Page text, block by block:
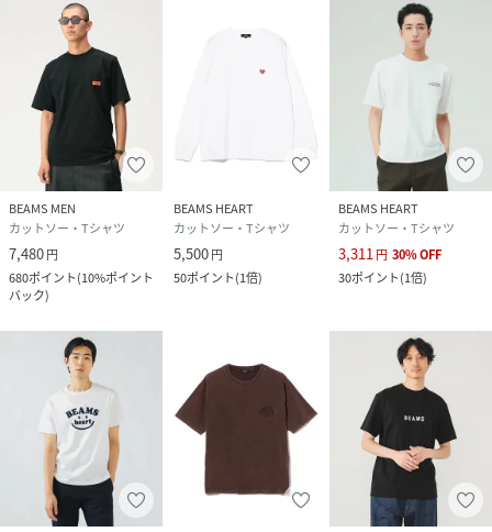
BEAMS MEN
カットソー・Tシャツ
7,480円
680ポイント(10%ポイント
バック)
BEAMS HEART
カットソー・Tシャツ
5,500円
50ポイント(1倍)
BEAMS HEART
カットソー・Tシャツ
3,311円 30%OFF
30ポイント(1倍)